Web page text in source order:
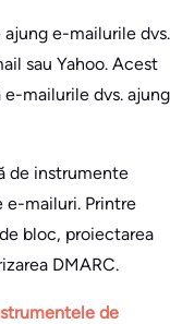
e-mailurile dvs.
sau Yahoo. Acest
mailurile dvs. ajung
de instrumente
e-mailuri. Printre
bloc, proiectarea
DMARC.
de